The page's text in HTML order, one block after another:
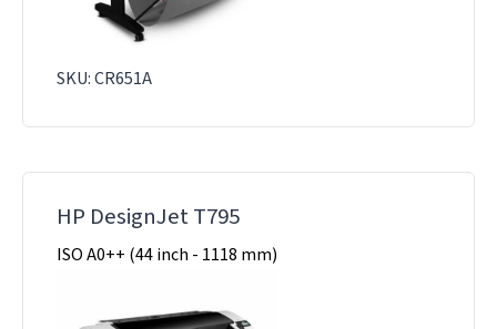
SKU: CR651A
HP DesignJet T795
ISO A0++ (44 inch - 1118 mm)